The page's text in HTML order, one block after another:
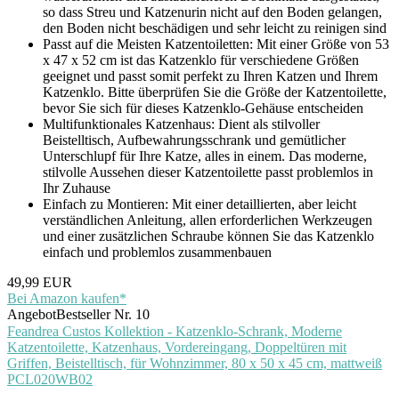
so dass Streu und Katzenurin nicht auf den Boden gelangen,
den Boden nicht beschädigen und sehr leicht zu reinigen sind
Passt auf die Meisten Katzentoiletten: Mit einer Größe von 53
x 47 x 52 cm ist das Katzenklo für verschiedene Größen
geeignet und passt somit perfekt zu Ihren Katzen und Ihrem
Katzenklo. Bitte überprüfen Sie die Größe der Katzentoilette,
bevor Sie sich für dieses Katzenklo-Gehäuse entscheiden
Multifunktionales Katzenhaus: Dient als stilvoller
Beistelltisch, Aufbewahrungsschrank und gemütlicher
Unterschlupf für Ihre Katze, alles in einem. Das moderne,
stilvolle Aussehen dieser Katzentoilette passt problemlos in
Ihr Zuhause
Einfach zu Montieren: Mit einer detaillierten, aber leicht
verständlichen Anleitung, allen erforderlichen Werkzeugen
und einer zusätzlichen Schraube können Sie das Katzenklo
einfach und problemlos zusammenbauen
49,99 EUR
Bei Amazon kaufen*
AngebotBestseller Nr. 10
Feandrea Custos Kollektion - Katzenklo-Schrank, Moderne
Katzentoilette, Katzenhaus, Vordereingang, Doppeltüren mit
Griffen, Beistelltisch, für Wohnzimmer, 80 x 50 x 45 cm, mattweiß
PCL020WB02